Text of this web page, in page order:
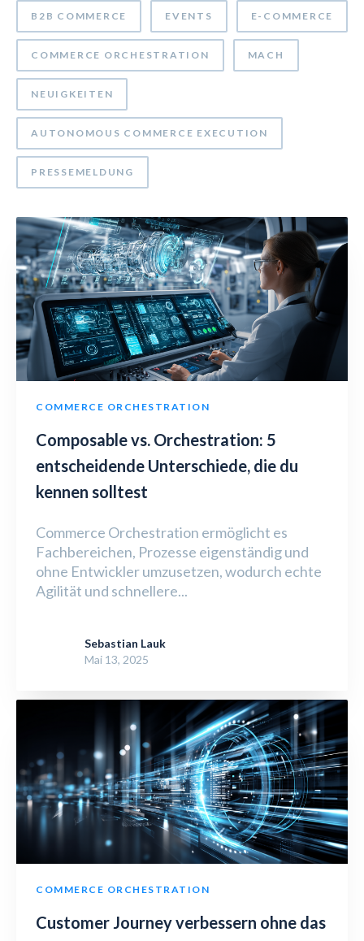
B2B COMMERCE EVENTS E-COMMERCE
COMMERCE ORCHESTRATION MACH
NEUIGKEITEN
AUTONOMOUS COMMERCE EXECUTION
PRESSEMELDUNG
COMMERCE ORCHESTRATION
Composable vs. Orchestration: 5
entscheidende Unterschiede, die du
kennen solltest
Commerce Orchestration ermöglicht es
Fachbereichen, Prozesse eigenständig und
ohne Entwickler umzusetzen, wodurch echte
Agilität und schnellere...
Sebastian Lauk
Mai 13, 2025
COMMERCE ORCHESTRATION
Customer Journey verbessern ohne das